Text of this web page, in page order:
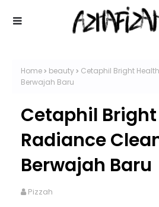
Home beauty
Cetaphil Bright
Berwajah Baru
Cetaphil
Radiance
Berwajah Baru
Pizzah